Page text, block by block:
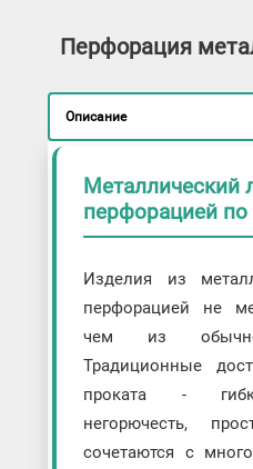
Перфорация
Описание
Металлический
перфорацией
Изделия из
перфорацией не
чем из
Традиционные
проката -
негорючесть,
сочетаются с